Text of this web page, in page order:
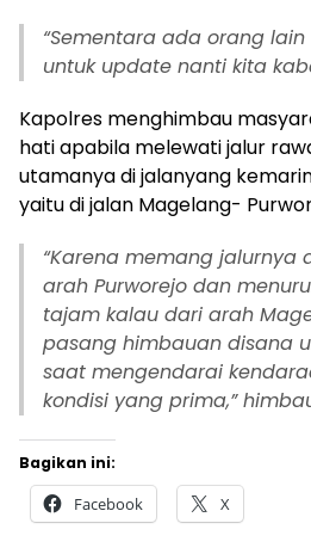
“Sementara ada orang lain
untuk update nanti kita
Kapolres menghimbau
hati apabila melewati jalur
utamanya di jalanyang
yaitu di jalan Magelang-
“Karena memang jalurnya
arah Purworejo dan
tajam kalau dari arah
pasang himbauan disana
saat mengendarai
kondisi yang prima,”
Bagikan ini:
Facebook X